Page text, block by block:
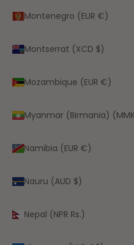
Montenegro (EUR €)
Montserrat (XCD $)
Mozambique (EUR €)
Myanmar (Birmania)
Namibia (EUR €)
Nauru (AUD $)
Nepal (NPR Rs.)